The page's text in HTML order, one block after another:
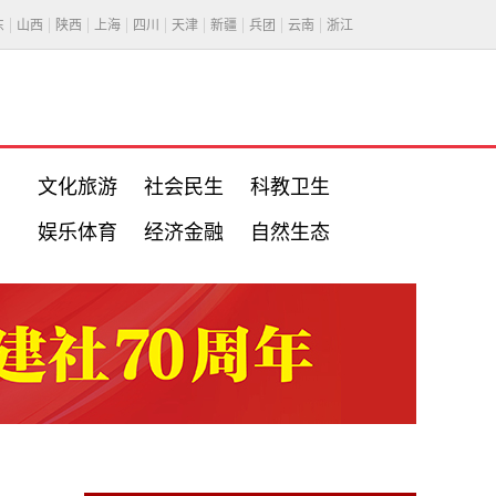
山西 陕西 上海 四川 天津 新疆 兵团 云南 浙江
文化旅游 社会民生 科教卫生
娱乐体育 经济金融 自然生态